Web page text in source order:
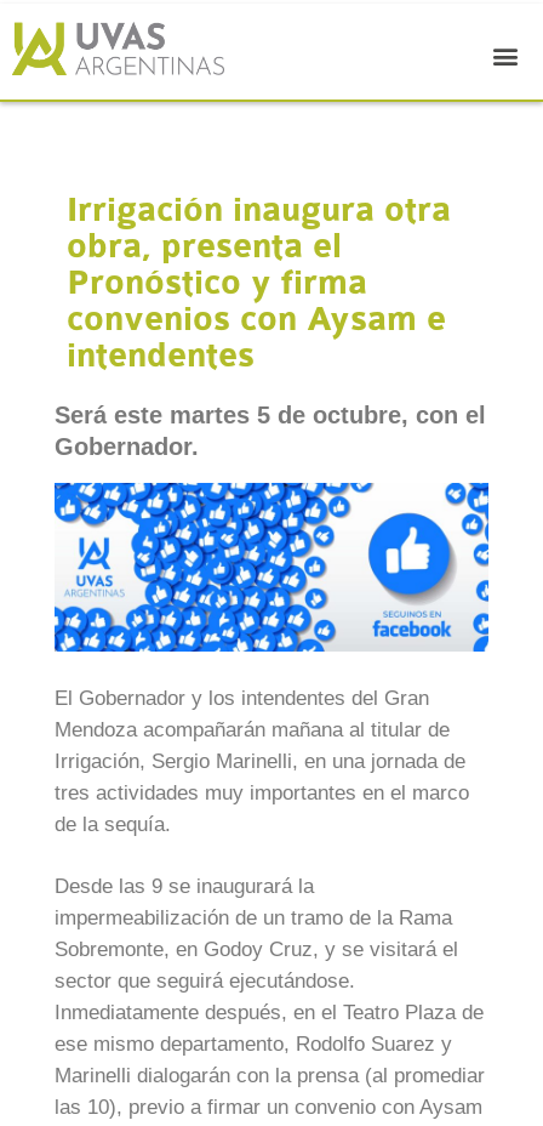
Irrigación inaugura otra
obra, presenta el
Pronóstico y firma
convenios con Aysam e
intendentes
Será este martes 5 de octubre, con el
Gobernador.
El Gobernador y los intendentes del Gran
Mendoza acompañarán mañana al titular de
Irrigación, Sergio Marinelli, en una jornada de
tres actividades muy importantes en el marco
de la sequía.
Desde las 9 se inaugurará la
impermeabilización de un tramo de la Rama
Sobremonte, en Godoy Cruz, y se visitará el
sector que seguirá ejecutándose.
Inmediatamente después, en el Teatro Plaza de
ese mismo departamento, Rodolfo Suarez y
Marinelli dialogarán con la prensa (al promediar
las 10), previo a firmar un convenio con Aysam